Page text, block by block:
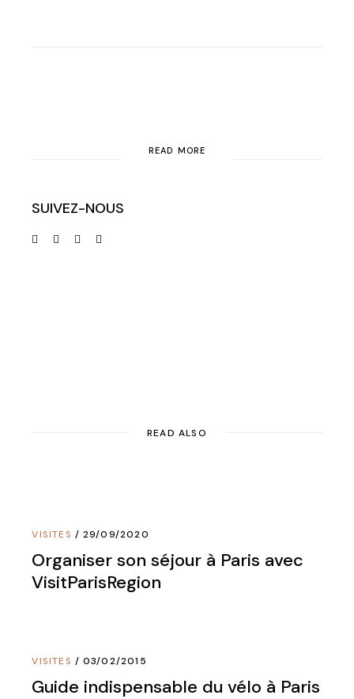
READ MORE
SUIVEZ-NOUS
READ ALSO
VISITES 29/09/2020
Organiser son séjour à Paris avec
VisitParisRegion
VISITES 03/02/2015
Guide indispensable du vélo à Paris